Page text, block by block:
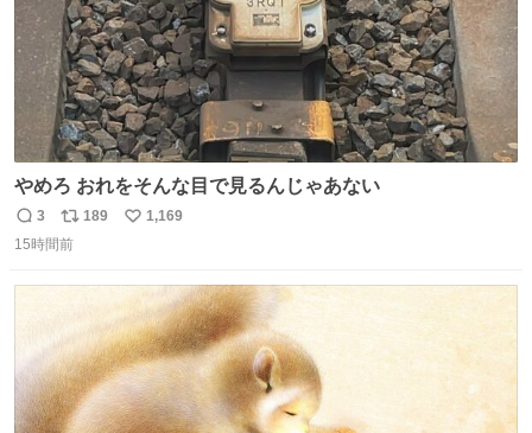
やめろ おれをそんな目で見るんじゃあない
返
信
3
リ
ポ
189
い
数
1,169
15時間前